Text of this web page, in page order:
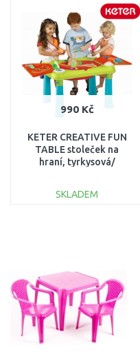
Porovnat
990 Kč
KETER CREATIVE FUN
TABLE stoleček na
hraní, tyrkysová/
SKLADEM